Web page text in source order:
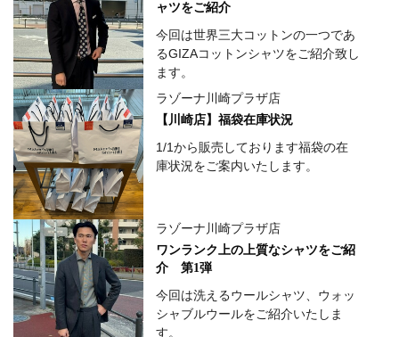
ャツをご紹介
今回は世界三大コットンの一つであ
るGIZAコットンシャツをご紹介致し
ます。
ラゾーナ川崎プラザ店
【川崎店】福袋在庫状況
1/1から販売しております福袋の在
庫状況をご案内いたします。
ラゾーナ川崎プラザ店
ワンランク上の上質なシャツをご紹
介 第1弾
今回は洗えるウールシャツ、ウォッ
シャブルウールをご紹介いたしま
す。